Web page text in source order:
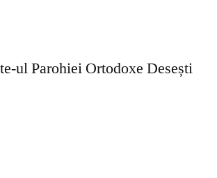
ul Parohiei Ortodoxe Desești